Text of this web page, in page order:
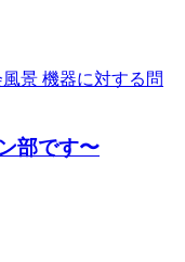
景 機器に対する問
部です〜